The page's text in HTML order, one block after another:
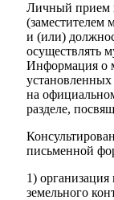
Личный прием
(заместителем
и (или)
осуществлять
Информация о
установленных
на
разделе,
письменной
1)
земельного